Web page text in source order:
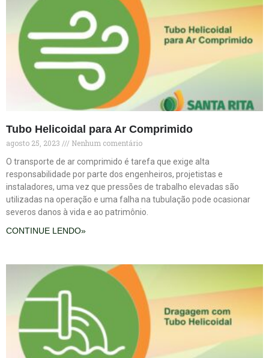
Tubo Helicoidal para Ar Comprimido
agosto 25, 2023
Nenhum comentário
O transporte de ar comprimido é tarefa que exige alta
responsabilidade por parte dos engenheiros, projetistas e
instaladores, uma vez que pressões de trabalho elevadas são
utilizadas na operação e uma falha na tubulação pode ocasionar
severos danos à vida e ao patrimônio.
CONTINUE LENDO»